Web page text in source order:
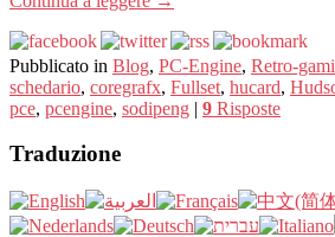
Pubblicato in Blog, PC-Engine, Retro-
schedario, coregrafx, Fullset, hucard,
pce, pcengine, sodipeng | 9 Risposte
Traduzione